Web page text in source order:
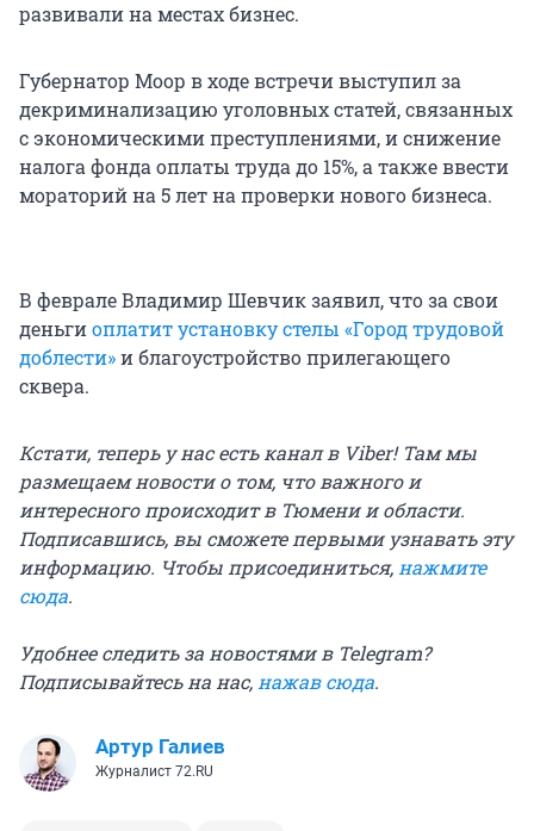
развивали на местах бизнес.
Губернатор Моор в ходе встречи выступил за
декриминализацию уголовных статей, связанных
с экономическими преступлениями, и снижение
налога фонда оплаты труда до 15%, а также ввести
мораторий на 5 лет на проверки нового бизнеса.
В феврале Владимир Шевчик заявил, что за свои
деньгиоплатит установку стелы «Город трудовой
доблести»и благоустройство прилегающего
сквера.
Кстати, теперь у нас есть канал в Viber! Там мы
размещаем новости о том, что важного и
интересного происходит в Тюмени и области.
Подписавшись, вы сможете первыми узнавать эту
информацию. Чтобы присоединиться,нажмите
сюда.
Удобнее следить за новостями в Telegram?
Подписывайтесь на нас,нажав сюда.
Артур Галиев
Журналист 72.RU